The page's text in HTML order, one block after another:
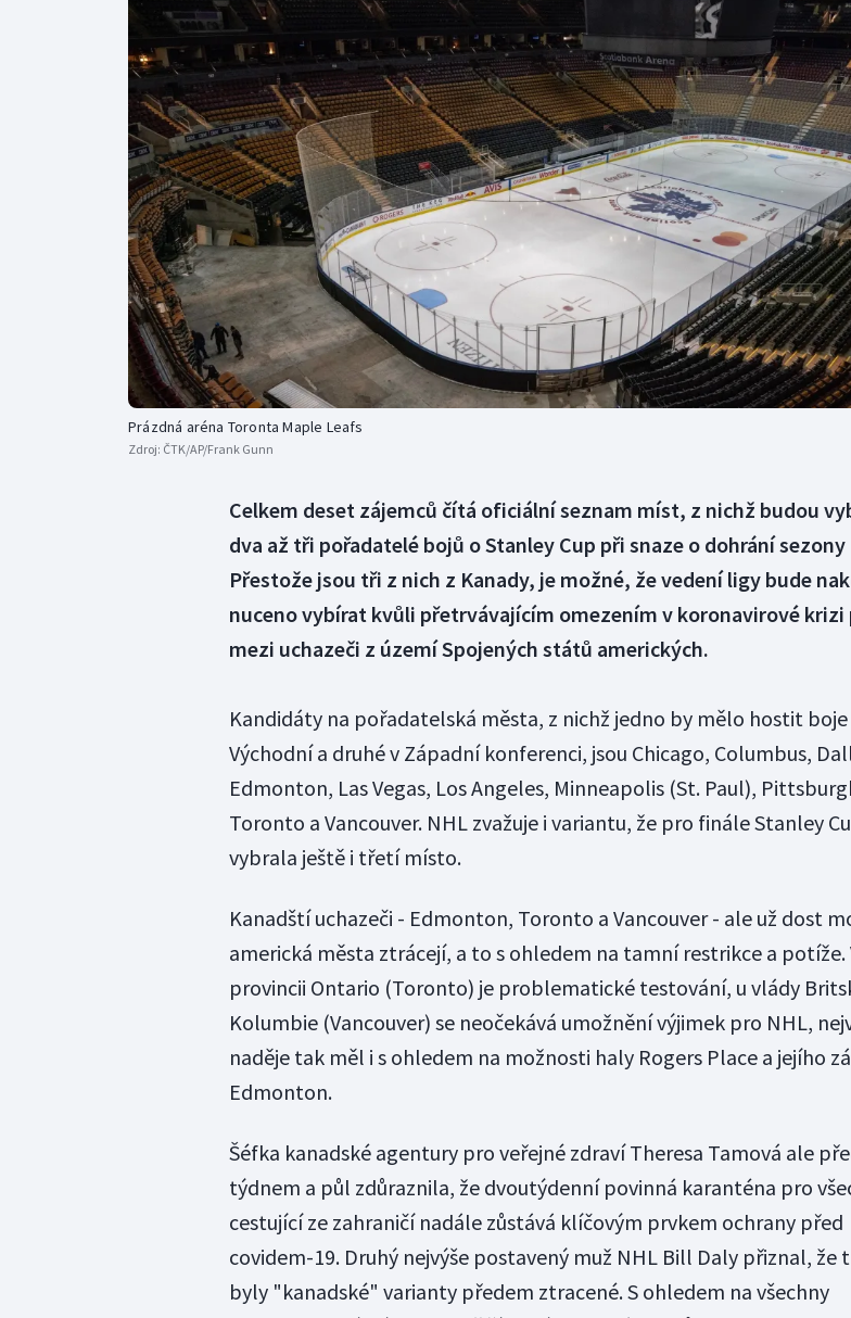
Curling
Dostihy
Florbal
Futsal
Golf
Gymnastika
Motorsport
Olympijské hry
Parasport
Plavání
Plážový volejbal
Vodní
Prázdná aréna Toronta Maple Leafs
Zdroj: ČTK/AP/Frank Gunn
Celkem deset zájemců čítá oficiální seznam míst, z nichž budou
dva až tři pořadatelé bojů o Stanley Cup při snaze o dohrání sezony
Přestože jsou tři z nich z Kanady, je možné, že vedení ligy bude
nuceno vybírat kvůli přetrvávajícím omezením v koronavirové krizi
mezi uchazeči z území Spojených států amerických.
Kandidáty na pořadatelská města, z nichž jedno by mělo hostit boje
Východní a druhé v Západní konferenci, jsou Chicago, Columbus,
Edmonton, Las Vegas, Los Angeles, Minneapolis (St. Paul),
Toronto a Vancouver. NHL zvažuje i variantu, že pro finále Stanley
vybrala ještě i třetí místo.
Kanadští uchazeči - Edmonton, Toronto a Vancouver - ale už dost
americká města ztrácejí, a to s ohledem na tamní restrikce a potíže.
provincii Ontario (Toronto) je problematické testování, u vlády
Kolumbie (Vancouver) se neočekává umožnění výjimek pro NHL,
naděje tak měl i s ohledem na možnosti haly Rogers Place a jejího
Edmonton.
Šéfka kanadské agentury pro veřejné zdraví Theresa Tamová ale
týdnem a půl zdůraznila, že dvoutýdenní povinná karanténa pro
cestující ze zahraničí nadále zůstává klíčovým prvkem ochrany před
covidem-19. Druhý nejvýše postavený muž NHL Bill Daly přiznal, že
byly "kanadské" varianty předem ztracené. S ohledem na všechny